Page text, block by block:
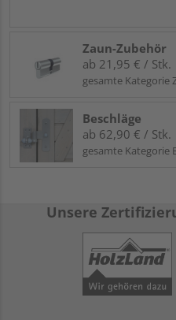
Zaun-Zubehör
ab 21,95 € / Stk.
gesamte Kategorie
Beschläge
ab 62,90 € / Stk.
gesamte Kategorie
Unsere